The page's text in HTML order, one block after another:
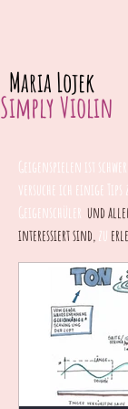
Simply Violin
Maria Lojek
Geigenspielen ist
versuche ich einige Tips
Geigenschüler und
interessiert sind, zu